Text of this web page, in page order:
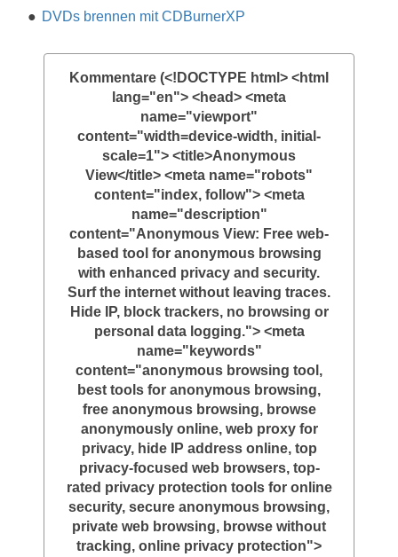
DVDs brennen mit CDBurnerXP
Kommentare (<!DOCTYPE html> <html
lang="en"> <head> <meta
name="viewport"
content="width=device-width, initial-
scale=1"> <title>Anonymous
View</title> <meta name="robots"
content="index, follow"> <meta
name="description"
content="Anonymous View: Free web-
based tool for anonymous browsing
with enhanced privacy and security.
Surf the internet without leaving traces.
Hide IP, block trackers, no browsing or
personal data logging."> <meta
name="keywords"
content="anonymous browsing tool,
best tools for anonymous browsing,
free anonymous browsing, browse
anonymously online, web proxy for
privacy, hide IP address online, top
privacy-focused web browsers, top-
rated privacy protection tools for online
security, secure anonymous browsing,
private web browsing, browse without
tracking, online privacy protection">